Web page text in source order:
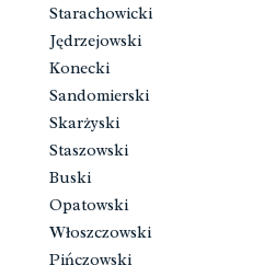
Starachowicki
Jędrzejowski
Konecki
Sandomierski
Skarżyski
Staszowski
Buski
Opatowski
Włoszczowski
Pińczowski